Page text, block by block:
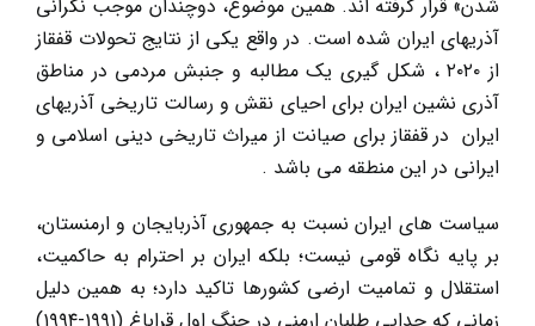
شدن» قرار گرفته اند. همین موضوع، دوچندان موجب نگرانی
آذریهای ایران شده است. در واقع یکی از نتایج تحولات قفقاز
از ۲۰۲۰ ، شکل گیری یک مطالبه و جنبش مردمی در مناطق
آذری نشین ایران برای احیای نقش و رسالت تاریخی آذریهای
ایران در قفقاز برای صیانت از میراث تاریخی دینی اسلامی و
ایرانی در این منطقه می باشد .
سیاست های ایران نسبت به جمهوری آذربایجان و ارمنستان،
بر پایه نگاه قومی نیست؛ بلکه ایران بر احترام به حاکمیت،
استقلال و تمامیت ارضی کشورها تاکید دارد؛ به همین دلیل